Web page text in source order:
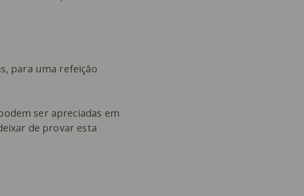
para uma refeição
ser apreciadas em
de provar esta